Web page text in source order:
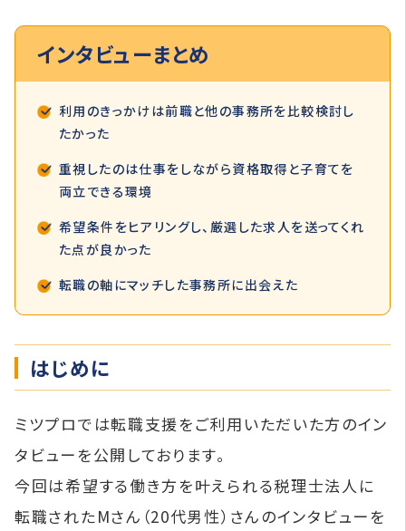
インタビューまとめ
利用のきっかけは前職と他の事務所を比較検討し
たかった
重視したのは仕事をしながら資格取得と子育てを
両立できる環境
希望条件をヒアリングし、厳選した求人を送ってくれ
た点が良かった
転職の軸にマッチした事務所に出会えた
はじめに
ミツプロでは転職支援をご利用いただいた方のイン
タビューを公開しております。
今回は希望する働き方を叶えられる税理士法人に
転職されたMさん（20代男性）さんのインタビューを